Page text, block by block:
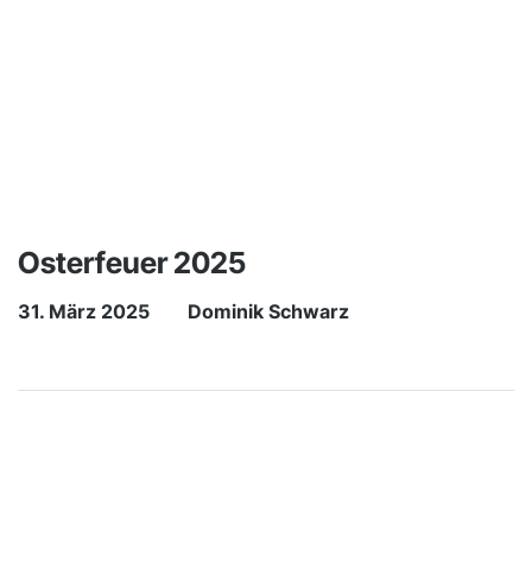
Osterfeuer 2025
31. März 2025 Dominik Schwarz